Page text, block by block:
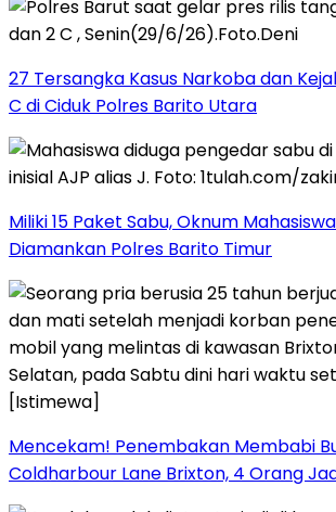
27 Tersangka Kasus Narkoba dan
C di Ciduk Polres Barito Utara
Miliki 15 Paket Sabu, Oknum
Diamankan Polres Barito Timur
Mencekam! Penembakan Membabi
Coldharbour Lane Brixton, 4 Orang